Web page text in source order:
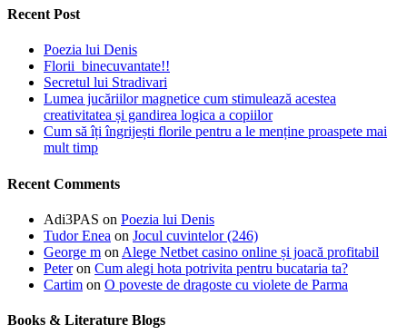
Recent Post
Poezia lui Denis
Florii binecuvantate!!
Secretul lui Stradivari
Lumea jucăriilor magnetice cum stimulează acestea
creativitatea și gandirea logica a copiilor
Cum să îți îngrijești florile pentru a le menține proaspete mai
mult timp
Recent Comments
Adi3PAS on Poezia lui Denis
Tudor Enea on Jocul cuvintelor (246)
George m on Alege Netbet casino online și joacă profitabil
Peteron Cum alegi hota potrivita pentru bucataria ta?
Cartim on O poveste de dragoste cu violete de Parma
Books & Literature Blogs